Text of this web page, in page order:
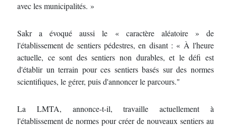
avec les municipalités. »
Sakr a évoqué aussi le « caractère aléatoire » de
l'établissement de sentiers pédestres, en disant : « À l'heure
actuelle, ce sont des sentiers non durables, et le défi est
d'établir un terrain pour ces sentiers basés sur des normes
scientifiques, le gérer, puis d'annoncer le parcours."
La LMTA, annonce-t-il, travaille actuellement à
l'établissement de normes pour créer de nouveaux sentiers au